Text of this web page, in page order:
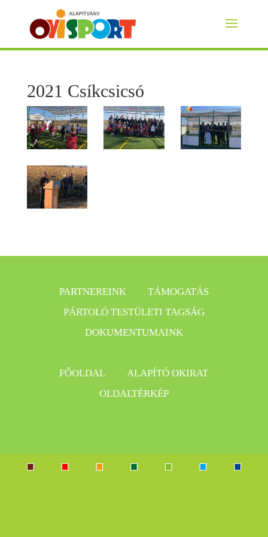
2021 Csíkcsicsó
PARTNEREINK
TÁMOGATÁS
PÁRTOLÓ TESTÜLETI TAGSÁG
DOKUMENTUMAINK
FŐOLDAL
ALAPÍTÓ OKIRAT
OLDALTÉRKÉP